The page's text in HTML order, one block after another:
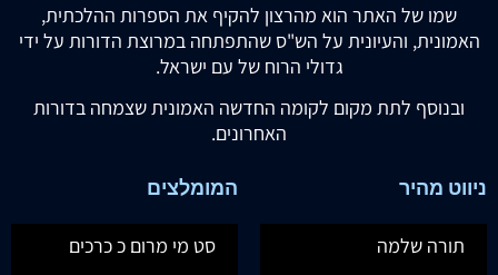
שמו של האתר הוא מהרצון להקיף את הספרות ההלכתית,
האמונית, והעיונית על הש"ס שהתפתחה במרוצת הדורות על ידי
גדולי הרוח של עם ישראל.
ובנוסף לתת מקום לקומה החדשה האמונית שצמחה בדורות
האחרונים.
ניווט מהיר
תורה שלמה
המומלצים
סט מי מרום כ כרכים